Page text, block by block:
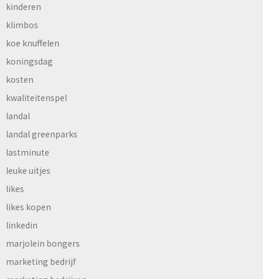
kinderen
klimbos
koe knuffelen
koningsdag
kosten
kwaliteitenspel
landal
landal greenparks
lastminute
leuke uitjes
likes
likes kopen
linkedin
marjolein bongers
marketing bedrijf